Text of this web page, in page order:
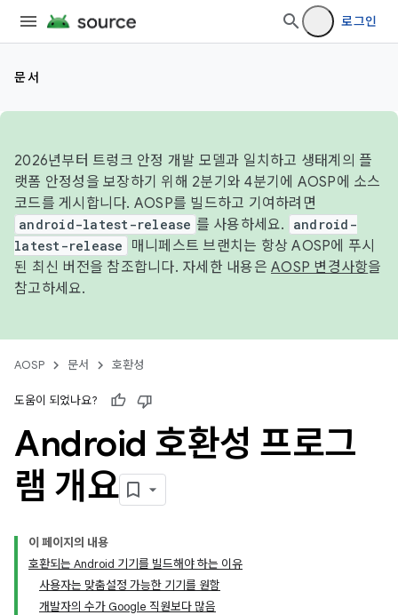
로그인
문서
2026년부터 트렁크 안정 개발 모델과 일치하고 생태계의 플
랫폼 안정성을 보장하기 위해 2분기와 4분기에 AOSP에 소스
코드를 게시합니다. AOSP를 빌드하고 기여하려면
android-latest-release 를 사용하세요.
android-
latest-release
매니페스트 브랜치는 항상 AOSP에 푸시
된 최신 버전을 참조합니다. 자세한 내용은 AOSP 변경사항을
참고하세요.
AOSP 문서 호환성
도움이 되었나요?
Android 호환성 프로그
램 개요
이 페이지의 내용
호환되는 Android 기기를 빌드해야 하는 이유
사용자는 맞춤설정 가능한 기기를 원함
개발자의 수가 Google 직원보다 많음